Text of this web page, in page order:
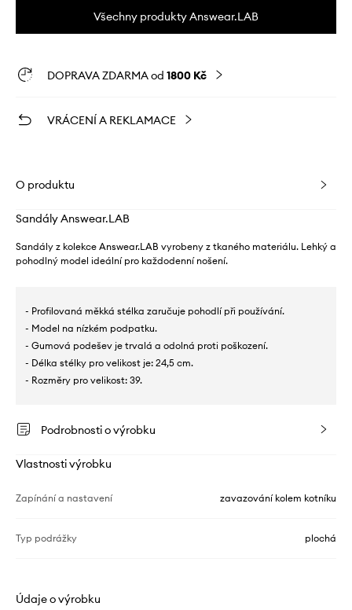
Všechny produkty Answear.LAB
DOPRAVA ZDARMA od 1800 Kč
VRÁCENÍ A REKLAMACE
O produktu
Sandály Answear.LAB
Sandály z kolekce Answear.LAB vyrobeny z tkaného materiálu. Lehký a
pohodlný model ideální pro každodenní nošení.
- Profilovaná měkká stélka zaručuje pohodlí při používání.
- Model na nízkém podpatku.
- Gumová podešev je trvalá a odolná proti poškození.
- Délka stélky pro velikost je: 24,5 cm.
- Rozměry pro velikost: 39.
Podrobnosti o výrobku
Vlastnosti výrobku
Zapínání a nastavení zavazování kolem kotníku
Typ podrážky plochá
Údaje o výrobku